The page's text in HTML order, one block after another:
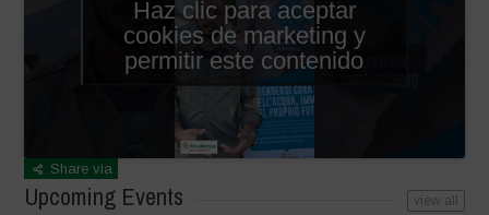
Haz clic para aceptar
cookies de marketing y
permitir este contenido
Share via
Upcoming Events view all